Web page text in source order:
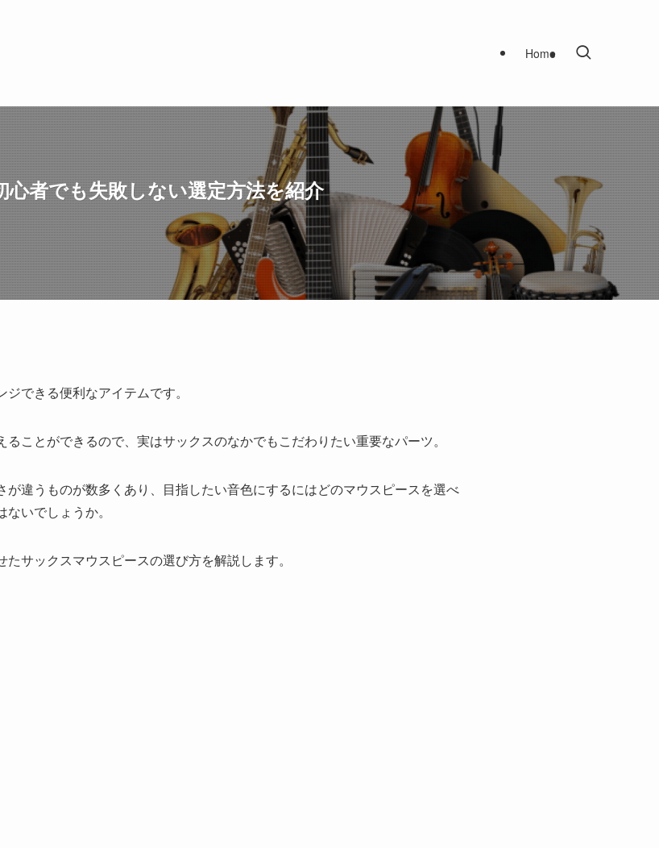
Home
者でも失敗しない選定方法を紹介
できる便利なアイテムです。
ことができるので、実はサックスのなかでもこだわりたい重要なパーツ。
が違うものが数多くあり、目指したい音色にするにはどのマウスピースを選べ
いでしょうか。
サックスマウスピースの選び方を解説します。